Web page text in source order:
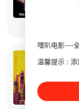
天才
导演：
嘿叭电影---
温馨提示 :